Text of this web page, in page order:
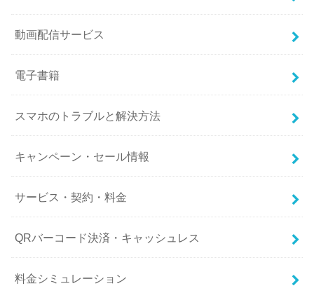
動画配信サービス
電子書籍
スマホのトラブルと解決方法
キャンペーン・セール情報
サービス・契約・料金
QRバーコード決済・キャッシュレス
料金シミュレーション